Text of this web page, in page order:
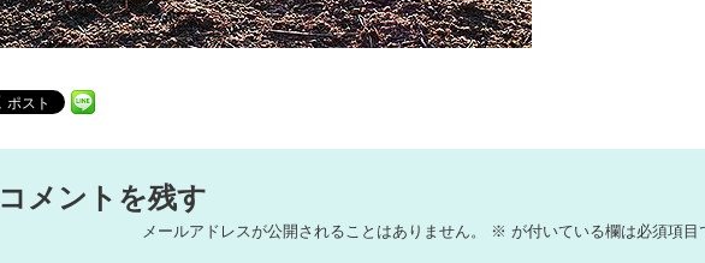
コメントを残す
メールアドレスが公開されることはありません。 ※ が付いている欄は必須項目